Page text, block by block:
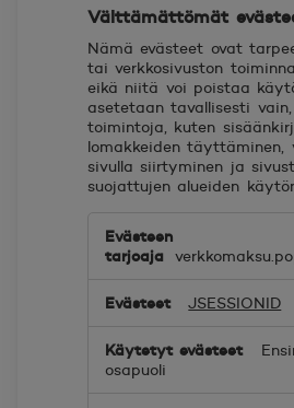
Välttämättömät
Nämä evästeet ovat
tai verkkosivuston
eikä niitä voi poistaa
asetetaan tavallisesti
toimintoja, kuten
lomakkeiden täyttäminen,
sivulla siirtyminen ja
suojattujen alueiden
evästeet
JSESSIONID
osapuoli